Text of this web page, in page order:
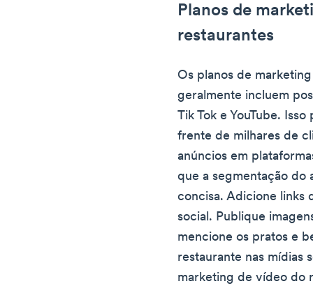
Planos de
restaurantes
Os planos de
geralmente incluem
Tik Tok e YouTube.
frente de milhares de
anúncios em
que a segmentação do
concisa. Adicione links
social. Publique
mencione os pratos e
restaurante nas mídias
marketing de vídeo do